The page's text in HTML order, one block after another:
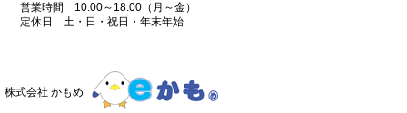
営業時間 10:00～18:00（月～金）
定休日 土・日・祝日・年末年始
株式会社 かもめ